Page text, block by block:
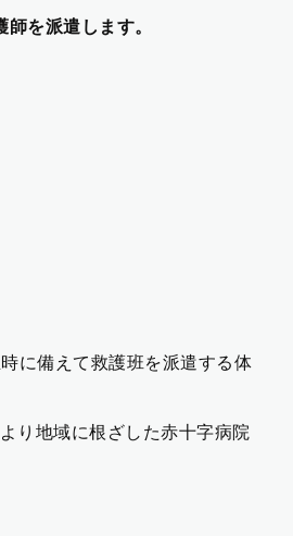
を派遣します。
に備えて救護班を派遣する体
り地域に根ざした赤十字病院